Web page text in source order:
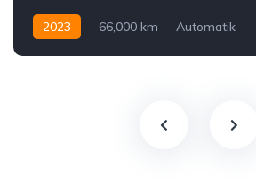
2023 66,000 km
Automatik